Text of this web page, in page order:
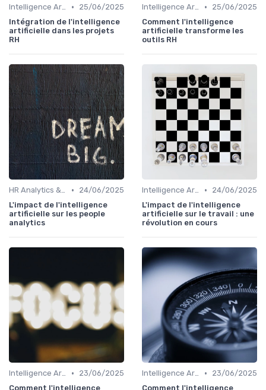
Intelligence Artificielle en ressources humaines •
25/06/2025
Intégration de l'intelligence
artificielle dans les projets
RH
Intelligence Artificielle en ressources humaines •
25/06/2025
Comment l'intelligence
artificielle transforme les
outils RH
HR Analytics & data RH •
24/06/2025
L'impact de l'intelligence
artificielle sur les people
analytics
Intelligence Artificielle en ressources humaines •
24/06/2025
L'impact de l'intelligence
artificielle sur le travail : une
révolution en cours
Intelligence Artificielle en ressources humaines •
23/06/2025
Comment l'intelligence
Intelligence Artificielle en ressources humaines •
23/06/2025
Comment l'intelligence